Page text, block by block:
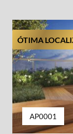
ÓTIMA
AP0001